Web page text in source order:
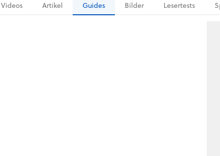
Videos Artikel Guides Bilder Lesertests